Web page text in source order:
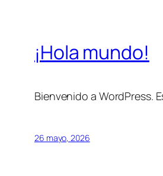
¡Hola mundo!
Bienvenido a WordPress.
26 mayo, 2026